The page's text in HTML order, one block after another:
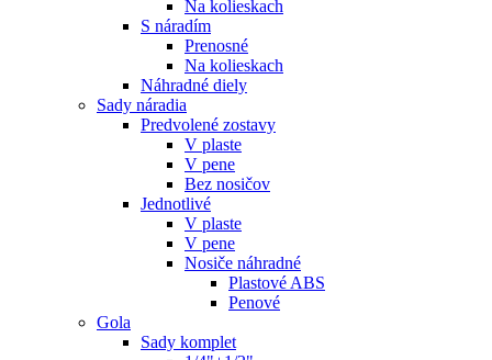
Na kolieskach
S náradím
Prenosné
Na kolieskach
Náhradné diely
Sady náradia
Predvolené zostavy
V plaste
V pene
Bez nosičov
Jednotlivé
V plaste
V pene
Nosiče náhradné
Plastové ABS
Penové
Gola
Sady komplet